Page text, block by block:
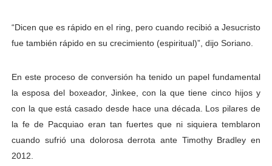
“Dicen que es rápido en el ring, pero cuando recibió a Jesucristo
fue también rápido en su crecimiento (espiritual)”, dijo Soriano.
En este proceso de conversión ha tenido un papel fundamental
la esposa del boxeador, Jinkee, con la que tiene cinco hijos y
con la que está casado desde hace una década. Los pilares de
la fe de Pacquiao eran tan fuertes que ni siquiera temblaron
cuando sufrió una dolorosa derrota ante Timothy Bradley en
2012.